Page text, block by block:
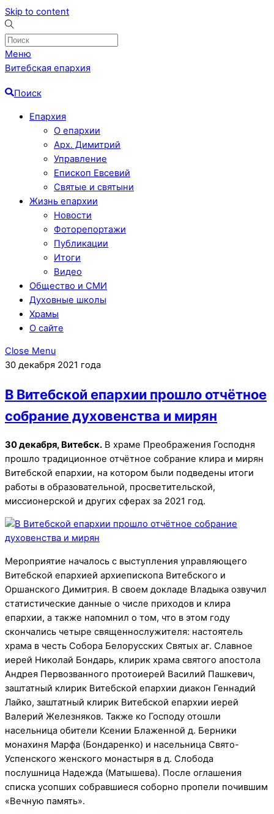
Skip to content
Меню
Витебская епархия
Поиск
Епархия
О епархии
Арх. Димитрий
Управление
Епископ Евсевий
Святые и святыни
Жизнь епархии
Новости
Фоторепортажи
Публикации
Итоги
Видео
Общество и СМИ
Духовные школы
Храмы
О сайте
Close Menu
30 декабря 2021 года
В Витебской епархии прошло отчётное
собрание духовенства и мирян
30 декабря, Витебск. В храме Преображения Господня
прошло традиционное отчётное собрание клира и мирян
Витебской епархии, на котором были подведены итоги
работы в образовательной, просветительской,
миссионерской и других сферах за 2021 год.
Мероприятие началось с выступления управляющего
Витебской епархией архиепископа Витебского и
Оршанского Димитрия. В своем докладе Владыка озвучил
статистические данные о числе приходов и клира
епархии, а также напомнил о том, что в этом году
скончались четыре священнослужителя: настоятель
храма в честь Собора Белорусских Святых аг. Славное
иерей Николай Бондарь, клирик храма святого апостола
Андрея Первозванного протоиерей Василий Пашкевич,
заштатный клирик Витебской епархии диакон Геннадий
Лайко, заштатный клирик Витебской епархии иерей
Валерий Железняков. Также ко Господу отошли
насельница обители Ксении Блаженной д. Берники
монахиня Марфа (Бондаренко) и насельница Свято-
Успенского женского монастыря в д. Слобода
послушница Надежда (Матышева). После оглашения
списка усопших собравшиеся соборно пропели почившим
«Вечную память».